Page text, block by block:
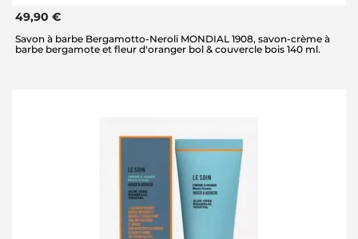
49,90 €
Savon à barbe Bergamotto-Neroli MONDIAL 1908, savon-crème à
barbe bergamote et fleur d'oranger bol & couvercle bois 140 ml.